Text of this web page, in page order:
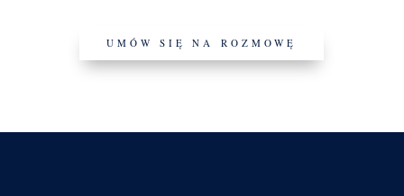
UMÓW SIĘ NA ROZMOWĘ